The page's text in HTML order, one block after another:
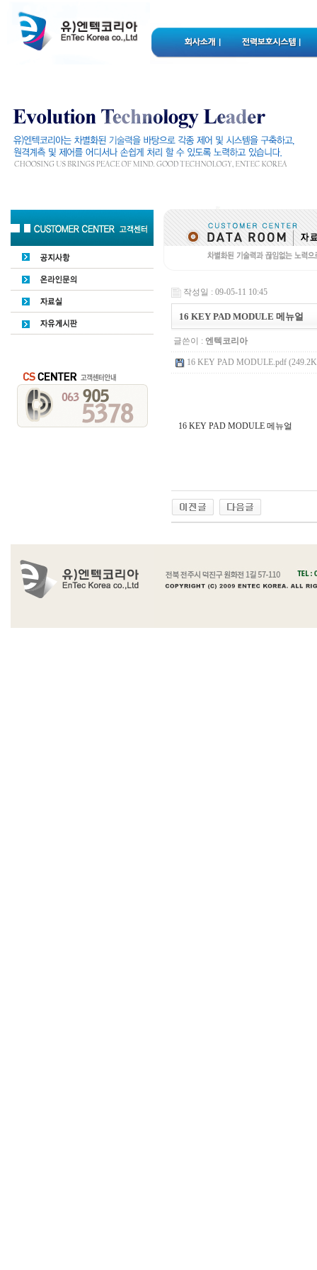
작성일 : 09-05-11 10:45
16 KEY PAD MODULE 메뉴얼
글쓴이 : 엔텍코리아
16 KEY PAD MODULE.pdf
16 KEY PAD MODULE 메뉴얼